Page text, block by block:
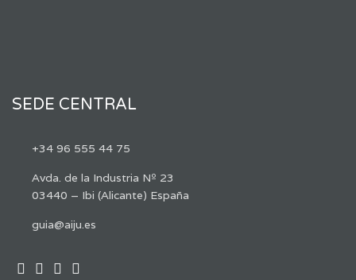
SEDE CENTRAL
+34 96 555 44 75
Avda. de la Industria Nº 23
03440 – Ibi (Alicante) España
guia@aiju.es